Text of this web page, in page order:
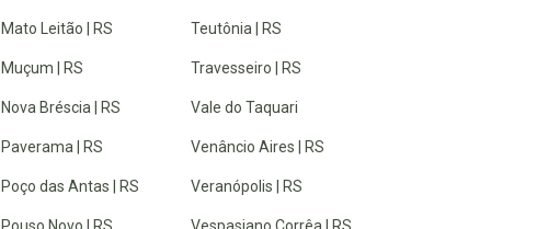
Mato Leitão | RS
Muçum | RS
Nova Bréscia | RS
Paverama | RS
Poço das Antas | RS
Teutônia | RS
Travesseiro | RS
Vale do Taquari
Venâncio Aires | RS
Veranópolis | RS